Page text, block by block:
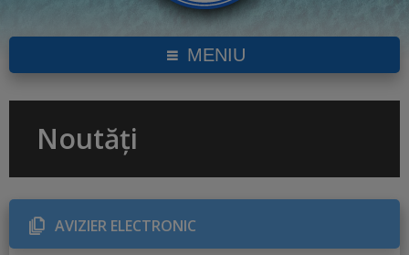
MENIU
Noutăți
AVIZIER ELECTRONIC